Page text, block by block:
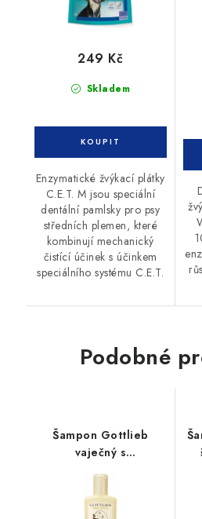
Skladem
249 Kč
Enzymatické žvýkací plátky
C.E.T. M jsou speciální
dentální pamlsky pro psy
středních plemen, které
kombinují mechanický
čistící účinek s účinkem
speciálního systému C.E.T.
Podobné
Šampon Gottlieb
vaječný s